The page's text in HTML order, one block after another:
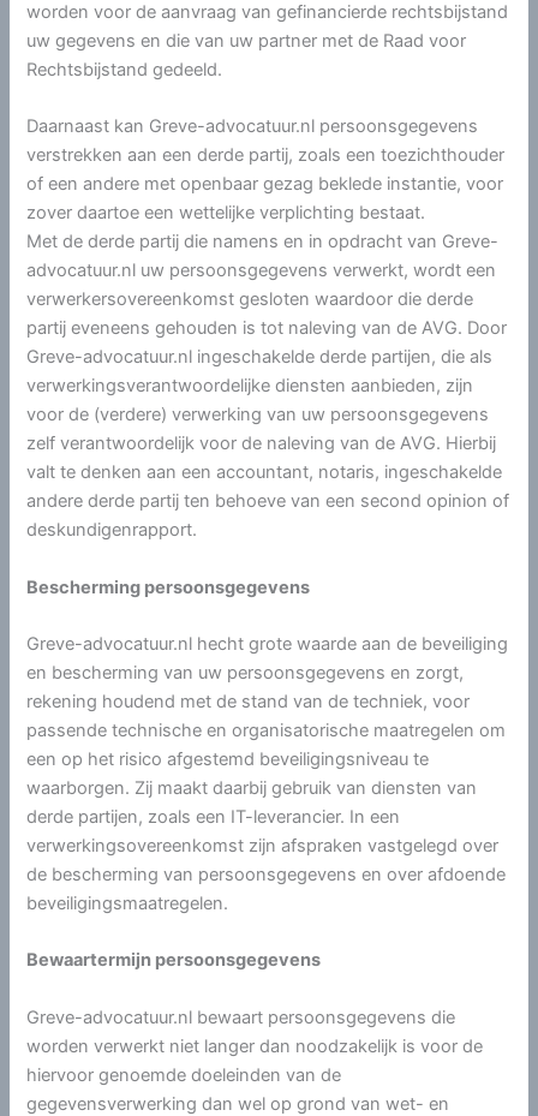
worden voor de aanvraag van gefinancierde rechtsbijstand
uw gegevens en die van uw partner met de Raad voor
Rechtsbijstand gedeeld.
Daarnaast kan Greve-advocatuur.nl persoonsgegevens
verstrekken aan een derde partij, zoals een toezichthouder
of een andere met openbaar gezag beklede instantie, voor
zover daartoe een wettelijke verplichting bestaat.
Met de derde partij die namens en in opdracht van Greve-
advocatuur.nl uw persoonsgegevens verwerkt, wordt een
verwerkersovereenkomst gesloten waardoor die derde
partij eveneens gehouden is tot naleving van de AVG. Door
Greve-advocatuur.nl ingeschakelde derde partijen, die als
verwerkingsverantwoordelijke diensten aanbieden, zijn
voor de (verdere) verwerking van uw persoonsgegevens
zelf verantwoordelijk voor de naleving van de AVG. Hierbij
valt te denken aan een accountant, notaris, ingeschakelde
andere derde partij ten behoeve van een second opinion of
deskundigenrapport.
Bescherming persoonsgegevens
Greve-advocatuur.nl hecht grote waarde aan de beveiliging
en bescherming van uw persoonsgegevens en zorgt,
rekening houdend met de stand van de techniek, voor
passende technische en organisatorische maatregelen om
een op het risico afgestemd beveiligingsniveau te
waarborgen. Zij maakt daarbij gebruik van diensten van
derde partijen, zoals een IT-leverancier. In een
verwerkingsovereenkomst zijn afspraken vastgelegd over
de bescherming van persoonsgegevens en over afdoende
beveiligingsmaatregelen.
Bewaartermijn persoonsgegevens
Greve-advocatuur.nl bewaart persoonsgegevens die
worden verwerkt niet langer dan noodzakelijk is voor de
hiervoor genoemde doeleinden van de
gegevensverwerking dan wel op grond van wet- en